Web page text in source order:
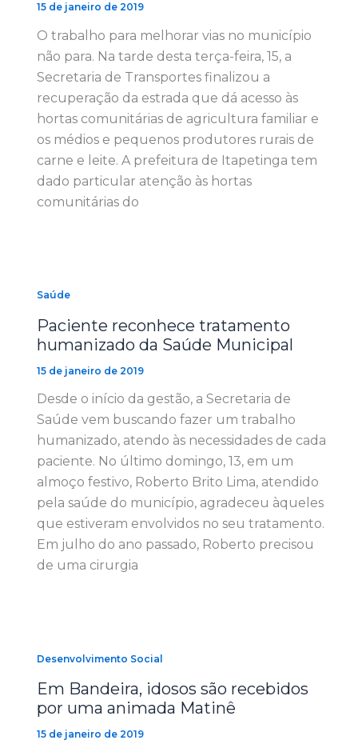
15 de janeiro de 2019
O trabalho para melhorar vias no município
não para. Na tarde desta terça-feira, 15, a
Secretaria de Transportes finalizou a
recuperação da estrada que dá acesso às
hortas comunitárias de agricultura familiar e
os médios e pequenos produtores rurais de
carne e leite. A prefeitura de Itapetinga tem
dado particular atenção às hortas
comunitárias do
Saúde
Paciente reconhece tratamento
humanizado da Saúde Municipal
15 de janeiro de 2019
Desde o início da gestão, a Secretaria de
Saúde vem buscando fazer um trabalho
humanizado, atendo às necessidades de cada
paciente. No último domingo, 13, em um
almoço festivo, Roberto Brito Lima, atendido
pela saúde do município, agradeceu àqueles
que estiveram envolvidos no seu tratamento.
Em julho do ano passado, Roberto precisou
de uma cirurgia
Desenvolvimento Social
Em Bandeira, idosos são recebidos
por uma animada Matinê
15 de janeiro de 2019